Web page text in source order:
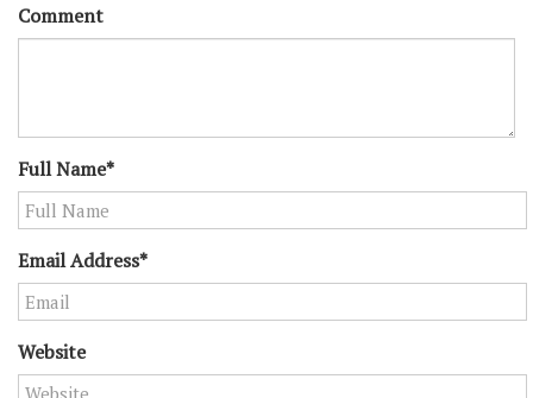
Comment
Full Name*
Email Address*
Website